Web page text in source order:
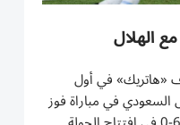
الهلال
كريم بنزيمة 3 أهداف «هاتريك» في أول
السعودي في مباراة فوز